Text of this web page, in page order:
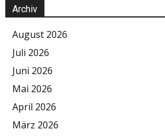
Archiv
August 2026
Juli 2026
Juni 2026
Mai 2026
April 2026
März 2026